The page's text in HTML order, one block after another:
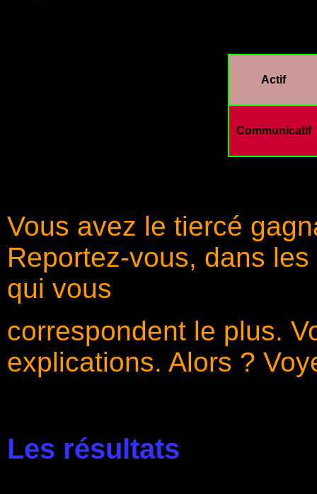
Actif
Communicatif
Vous avez le tiercé
Reportez-vous, dans
qui vous
correspondent le plus.
explications. Alors ?
Les résultats